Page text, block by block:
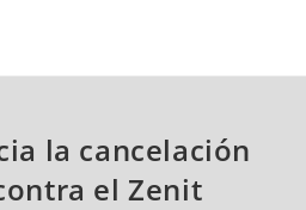
la cancelación
el Zenit